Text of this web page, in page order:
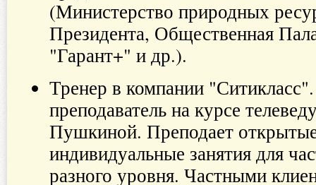
(Министерство природных
Президента, Общественная
"Гарант+" и др.).
Тренер в компании
преподаватель на курсе
Пушкиной. Преподает
индивидуальные занятия для
разного уровня. Частными